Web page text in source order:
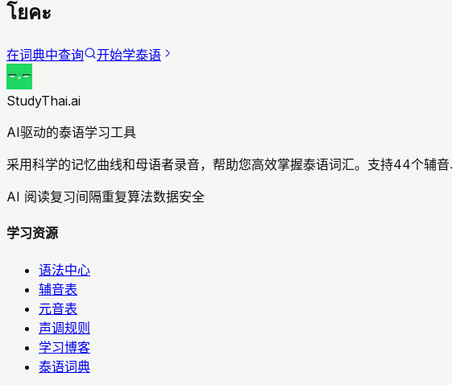
โยคะ
在词典中查询 开始学泰语
StudyThai.ai
AI驱动的泰语学习工具
采用科学的记忆曲线和母语者录音，帮助您高效掌握泰语词汇。支持44个辅音
AI 阅读复习间隔重复算法数据安全
学习资源
语法中心
辅音表
元音表
声调规则
学习博客
泰语词典